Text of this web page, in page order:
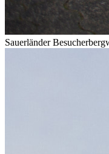
Sauerländer